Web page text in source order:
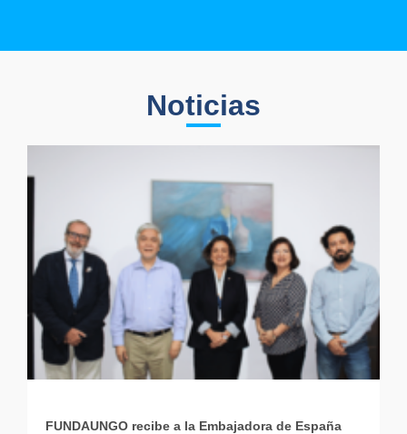
Noticias
FUNDAUNGO recibe a la Embajadora de España